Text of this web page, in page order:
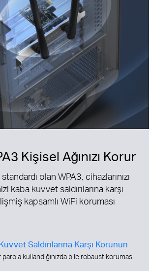
Kişisel Ağınızı Korur
olan WPA3, cihazlarınızı
kaba kuvvet saldırılarına karşı
kapsamlı WiFi koruması
Saldırılarına Karşı Korunun
parola kullandığınızda bile robaust koruması